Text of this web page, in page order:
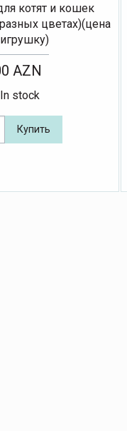
котят и кошек
цветах)(цена
AZN
In stock
Купить